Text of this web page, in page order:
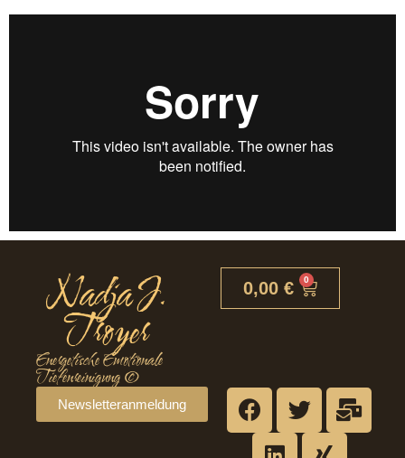
Nadja J.
Troyer
Energetische Emotionale
Tiefenreinigung ©
Newsletteranmeldung
0,00 € 0